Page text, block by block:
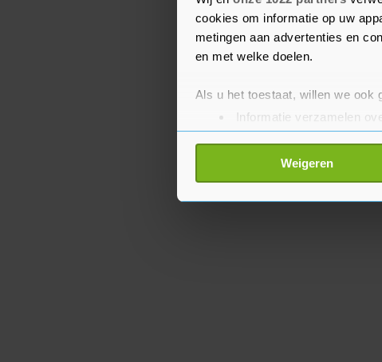
cookies om informatie op uw
metingen aan advertenties en
en met welke doelen.
Als u het toestaat, willen we ook
Informatie verzamelen
Uw apparaat
Lees meer over hoe uw
toestemming op elk moment
Weigeren
tweede plaats", zei de